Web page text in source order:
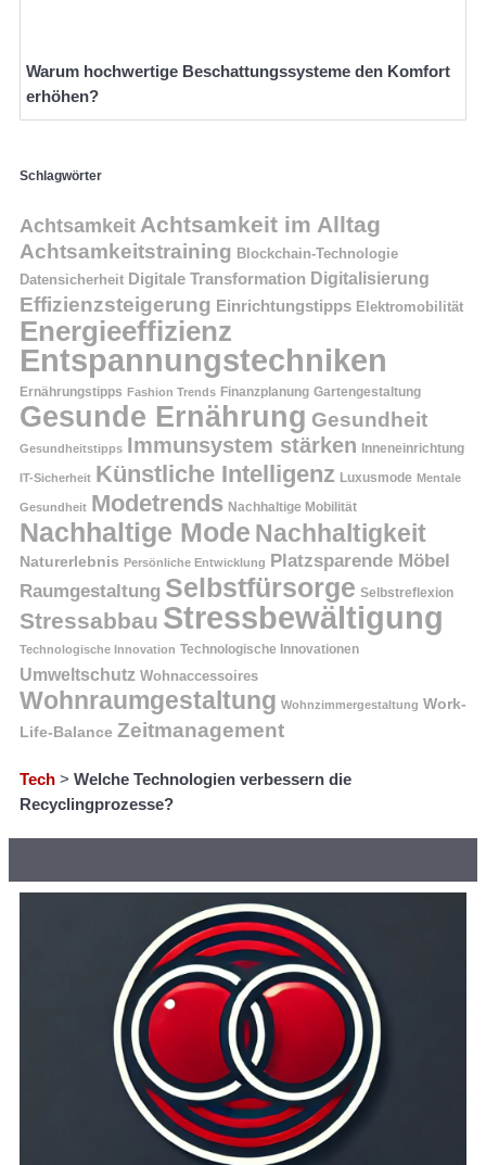
Warum hochwertige Beschattungssysteme den Komfort
erhöhen?
Schlagwörter
Achtsamkeit Achtsamkeit im Alltag
Achtsamkeitstraining Blockchain-Technologie
Datensicherheit Digitale Transformation Digitalisierung
Effizienzsteigerung Einrichtungstipps Elektromobilität
Energieeffizienz
Entspannungstechniken
Ernährungstipps Fashion Trends Finanzplanung Gartengestaltung
Gesunde Ernährung Gesundheit
Gesundheitstipps Immunsystem stärken Inneneinrichtung
IT-Sicherheit Künstliche Intelligenz Luxusmode Mentale
Gesundheit Modetrends Nachhaltige Mobilität
Nachhaltige Mode Nachhaltigkeit
Naturerlebnis Persönliche Entwicklung Platzsparende Möbel
Raumgestaltung Selbstfürsorge Selbstreflexion
Stressabbau Stressbewältigung
Technologische Innovation Technologische Innovationen
Umweltschutz Wohnaccessoires
Wohnraumgestaltung Wohnzimmergestaltung Work-
Life-Balance Zeitmanagement
Tech > Welche Technologien verbessern die
Recyclingprozesse?